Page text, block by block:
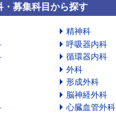
・募集科目から探す
精神科
呼吸器内科
循環器内科
外科
形成外科
脳神経外科
心臓血管外科